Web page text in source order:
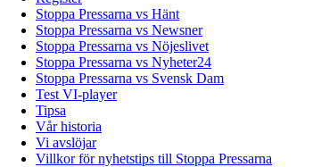
Stoppa Pressarna vs Hänt
Stoppa Pressarna vs Newsner
Stoppa Pressarna vs Nöjeslivet
Stoppa Pressarna vs Nyheter24
Stoppa Pressarna vs Svensk Dam
Test VI-player
Tipsa
Vår historia
Vi avslöjar
Villkor för nyhetstips till Stoppa Pressarna